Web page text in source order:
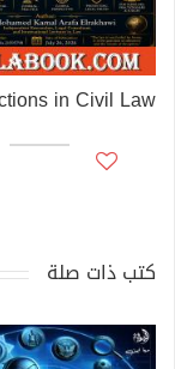
كتب ذات صلة